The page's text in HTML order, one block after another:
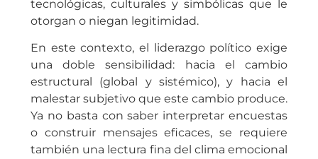
tecnológicas, culturales y simbólicas que le
otorgan o niegan legitimidad.
En este contexto, el liderazgo político exige
una doble sensibilidad: hacia el cambio
estructural (global y sistémico), y hacia el
malestar subjetivo que este cambio produce.
Ya no basta con saber interpretar encuestas
o construir mensajes eficaces, se requiere
también una lectura fina del clima emocional